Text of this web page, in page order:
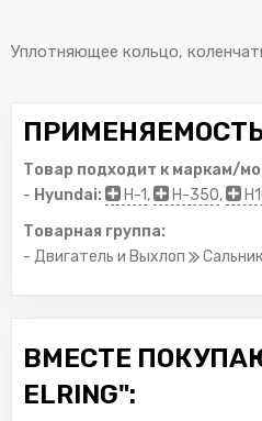
Уплотняющее кольцо,
Товар подходит к маркам/
- Hyundai: H-1, H-350,
Товарная группа:
- Двигатель и Выхлоп
ВМЕСТЕ
ELRING":